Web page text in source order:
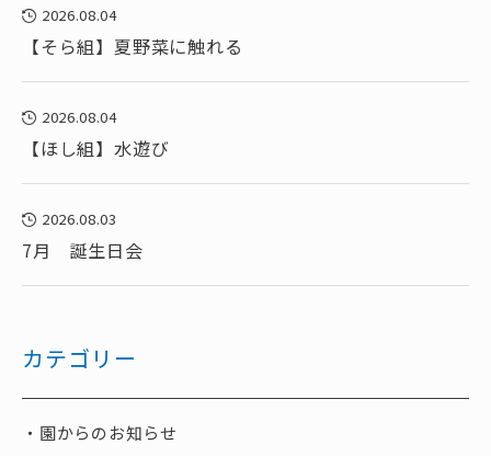
2026.08.04
【そら組】夏野菜に触れる
2026.08.04
【ほし組】水遊び
2026.08.03
7月 誕生日会
カテゴリー
園からのお知らせ